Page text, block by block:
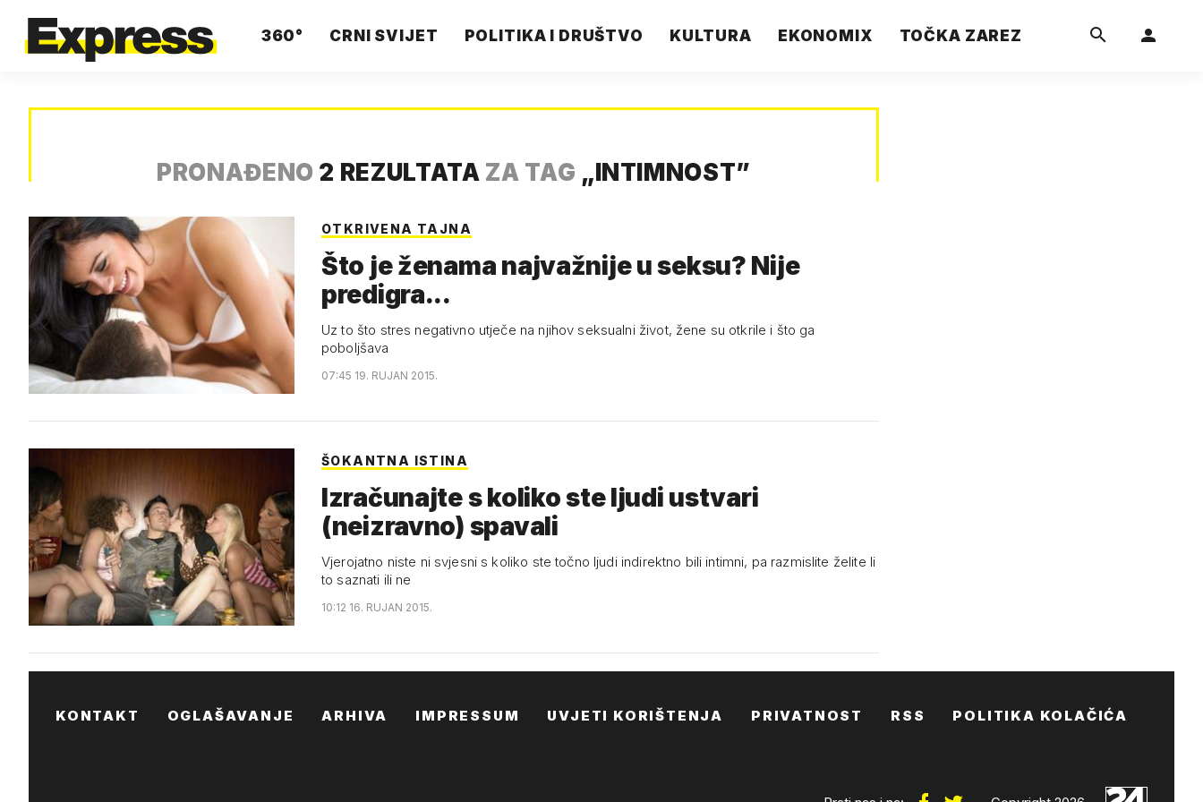
360° CRNI SVIJET POLITIKA I DRUŠTVO KULTURA EKONOMIX TOČKA ZAREZ
PRONAĐENO 2 REZULTATA ZA TAG „INTIMNOST”
OTKRIVENA TAJNA
Što je ženama najvažnije u seksu? Nije
predigra...
Uz to što stres negativno utječe na njihov seksualni život, žene su otkrile i što ga
poboljšava
07:45 19. RUJAN 2015.
ŠOKANTNA ISTINA
Izračunajte s koliko ste ljudi ustvari
(neizravno) spavali
Vjerojatno niste ni svjesni s koliko ste točno ljudi indirektno bili intimni, pa razmislite želite li
to saznati ili ne
10:12 16. RUJAN 2015.
KONTAKT OGLAŠAVANJE ARHIVA IMPRESSUM UVJETI KORIŠTENJA PRIVATNOST RSS POLITIKA KOLAČIĆA